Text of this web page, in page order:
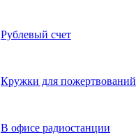
Рублевый счет
Кружки для пожертвований
В офисе радиостанции